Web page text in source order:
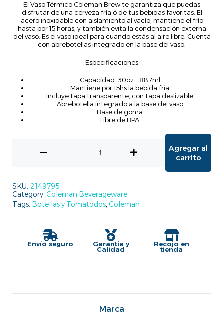
El Vaso Térmico Coleman Brew te garantiza que puedas
disfrutar de una cerveza fría ó de tus bebidas favoritas. El
acero inoxidable con aislamiento al vacío, mantiene el frío
hasta por 15 horas, y también evita la condensación externa
del vaso. Es el vaso ideal para cuando estás al aire libre. Cuenta
con abrebotellas integrado en la base del vaso.
Especificaciones
Capacidad: 30oz – 887ml
Mantiene por 15hs la bebida fría
Incluye tapa transparente, con tapa deslizable
Abrebotella integrado a la base del vaso
Base de goma
Libre de BPA
Agregar al
carrito
SKU: 2149795
Category: Coleman Beverageware
Tags: Botellas y Tomatodos,Coleman
Envío seguro Garantía y
Calidad
Recojo en
tienda
Marca